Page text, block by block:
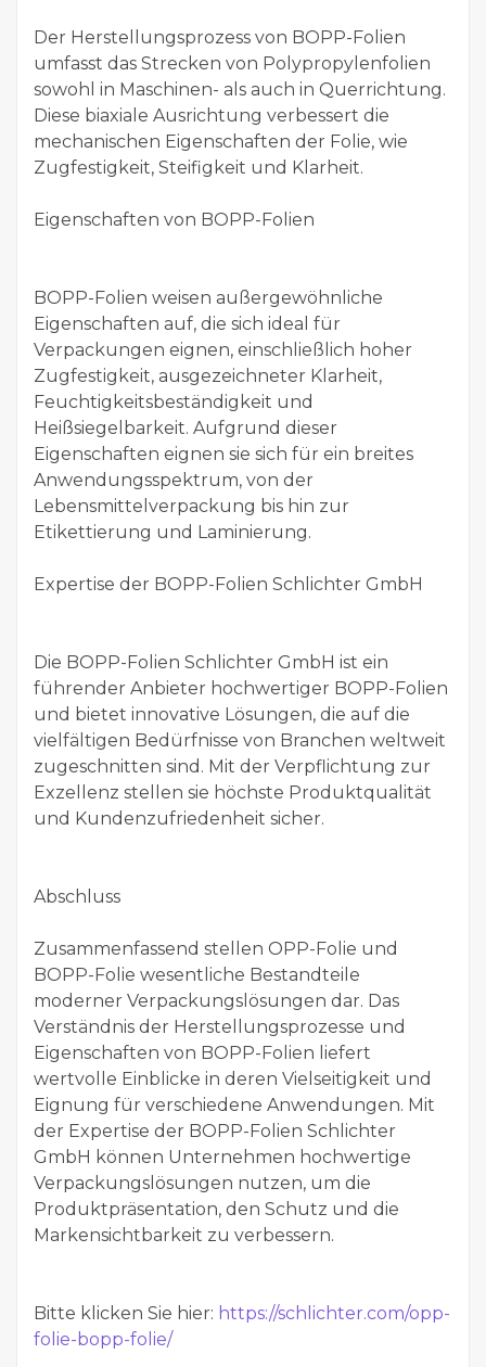
Der Herstellungsprozess von BOPP-Folien
umfasst das Strecken von Polypropylenfolien
sowohl in Maschinen- als auch in Querrichtung.
Diese biaxiale Ausrichtung verbessert die
mechanischen Eigenschaften der Folie, wie
Zugfestigkeit, Steifigkeit und Klarheit.
Eigenschaften von BOPP-Folien
BOPP-Folien weisen außergewöhnliche
Eigenschaften auf, die sich ideal für
Verpackungen eignen, einschließlich hoher
Zugfestigkeit, ausgezeichneter Klarheit,
Feuchtigkeitsbeständigkeit und
Heißsiegelbarkeit. Aufgrund dieser
Eigenschaften eignen sie sich für ein breites
Anwendungsspektrum, von der
Lebensmittelverpackung bis hin zur
Etikettierung und Laminierung.
Expertise der BOPP-Folien Schlichter GmbH
Die BOPP-Folien Schlichter GmbH ist ein
führender Anbieter hochwertiger BOPP-Folien
und bietet innovative Lösungen, die auf die
vielfältigen Bedürfnisse von Branchen weltweit
zugeschnitten sind. Mit der Verpflichtung zur
Exzellenz stellen sie höchste Produktqualität
und Kundenzufriedenheit sicher.
Abschluss
Zusammenfassend stellen OPP-Folie und
BOPP-Folie wesentliche Bestandteile
moderner Verpackungslösungen dar. Das
Verständnis der Herstellungsprozesse und
Eigenschaften von BOPP-Folien liefert
wertvolle Einblicke in deren Vielseitigkeit und
Eignung für verschiedene Anwendungen. Mit
der Expertise der BOPP-Folien Schlichter
GmbH können Unternehmen hochwertige
Verpackungslösungen nutzen, um die
Produktpräsentation, den Schutz und die
Markensichtbarkeit zu verbessern.
Bitte klicken Sie hier: https://schlichter.com/opp-
folie-bopp-folie/